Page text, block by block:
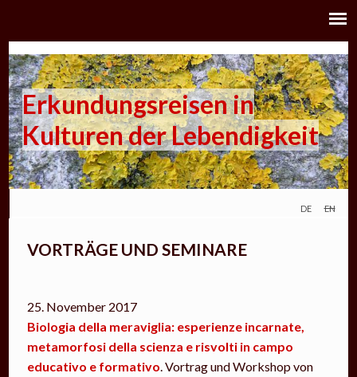
Erkundungsreisen in
Kulturen der Lebendigkeit
de en
VORTRÄGE UND SEMINARE
25. November 2017
Biologia della meraviglia: esperienze incarnate,
metamorfosi della scienza e risvolti in campo
educativo e formativo . Vortrag und Workshop von